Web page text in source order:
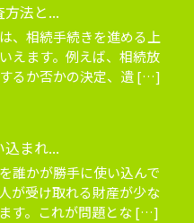
法と...
、相続手続きを進める上
えます。例えば、相続放
るか否かの決定、遺 […]
まれ...
誰かが勝手に使い込んで
が受け取れる財産が少な
す。これが問題とな […]